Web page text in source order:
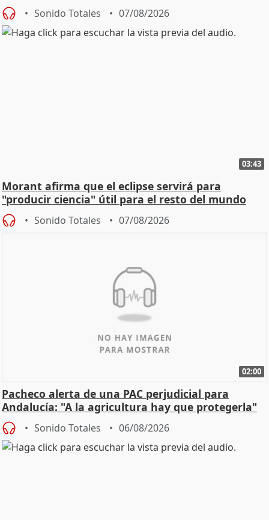
Sonido Totales 07/08/2026
03:43
Morant afirma que el eclipse servirá para
"producir ciencia" útil para el resto del mundo
Sonido Totales 07/08/2026
02:00
Pacheco alerta de una PAC perjudicial para
Andalucía: "A la agricultura hay que protegerla"
Sonido Totales 06/08/2026